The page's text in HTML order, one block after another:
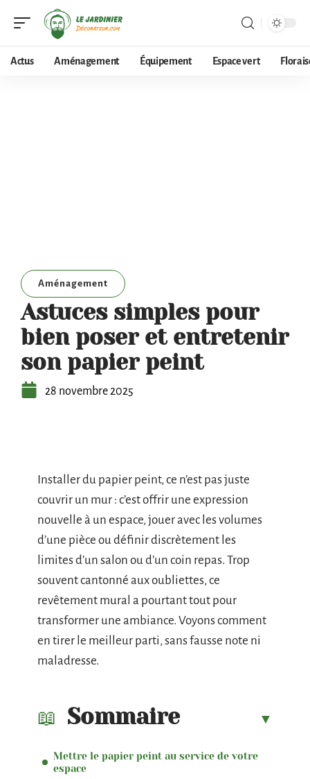
Actus Aménagement Équipement Espace vert
Aménagement
Astuces simples pour
bien poser et entretenir
son papier peint
28 novembre 2025
Installer du papier peint, ce n’est pas juste
couvrir un mur : c’est offrir une expression
nouvelle à un espace, jouer avec les volumes
d’une pièce ou définir discrètement les
limites d’un salon ou d’un coin repas. Trop
souvent cantonné aux oubliettes, ce
revêtement mural a pourtant tout pour
transformer une ambiance. Voyons comment
en tirer le meilleur parti, sans fausse note ni
maladresse.
Sommaire
Mettre le papier peint au service de votre
espace